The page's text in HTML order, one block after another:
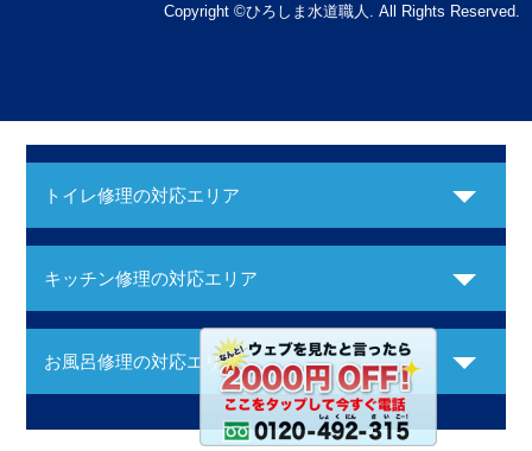
Copyright ©ひろしま水道職人. All Rights Reserved.
トイレ修理の対応エリア
キッチン修理の対応エリア
お風呂修理の対応エリア